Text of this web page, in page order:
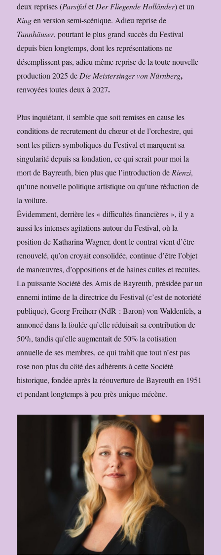
deux reprises (ParsifaletDer Fliegende Holländer) et un
Ringen version semi-scénique. Adieu reprise de
Tannhäuser, pourtant le plus grand succès du Festival
depuis bien longtemps, dont les représentations ne
désemplissent pas, adieu même reprise de la toute nouvelle
production 2025 de Die Meistersinger von Nürnberg,
renvoyées toutes deux à 2027.
Plus inquiétant, il semble que soit remises en cause les
conditions de recrutement du chœur et de l’orchestre, qui
sont les piliers symboliques du Festival et marquent sa
singularité depuis sa fondation, ce qui serait pour moi la
mort de Bayreuth, bien plus que l’introduction de Rienzi,
qu’une nouvelle politique artistique ou qu’une réduction de
la voilure.
Évidemment, derrière les « difficultés financières », il y a
aussi les intenses agitations autour du Festival, où la
position de Katharina Wagner, dont le contrat vient d’être
renouvelé, qu’on croyait consolidée, continue d’être l’objet
de manœuvres, d’oppositions et de haines cuites et recuites.
La puissante Société des Amis de Bayreuth, présidée par un
ennemi intime de la directrice du Festival (c’est de notoriété
publique), Georg Freiherr (NdR : Baron) von Waldenfels, a
annoncé dans la foulée qu’elle réduisait sa contribution de
50%, tandis qu’elle augmentait de 50% la cotisation
annuelle de ses membres, ce qui trahit que tout n’est pas
rose non plus du côté des adhérents à cette Société
historique, fondée après la réouverture de Bayreuth en 1951
et pendant longtemps à peu près unique mécène.